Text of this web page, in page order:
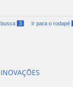
3 Ir para o rodapé